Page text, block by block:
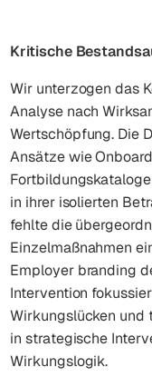
Kritische
Wir unterzogen das
Analyse nach
Wertschöpfung. Die
Ansätze wie
in ihrer isolierten
fehlte die
Einzelmaßnahmen
Employer branding
Intervention
Wirkungslücken und
in strategische
Wirkungslogik.